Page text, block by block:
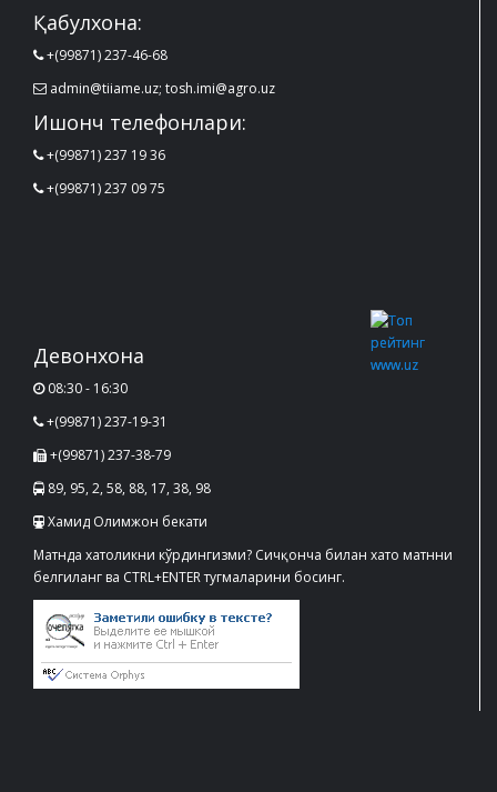
Қабулхона:
+(99871) 237-46-68
admin@tiiame.uz; tosh.imi@agro.uz
Ишонч телефонлари:
+(99871) 237 19 36
+(99871) 237 09 75
Девонхона
08:30 - 16:30
+(99871) 237-19-31
+(99871) 237-38-79
89, 95, 2, 58, 88, 17, 38, 98
Хамид Олимжон бекати
Матнда хатоликни кўрдингизми? Сичқонча билан хато матнни
белгиланг ва CTRL+ENTER тугмаларини босинг.